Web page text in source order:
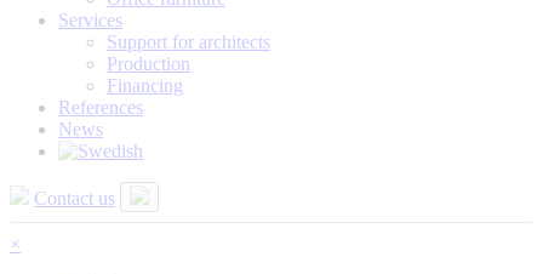
Services
Support for architects
Production
Financing
References
News
Contact us
×